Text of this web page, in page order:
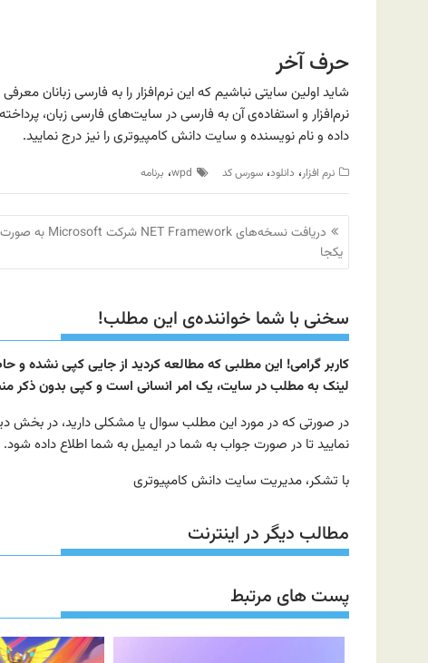
حرف آخر
شاید اولین سایتی نباشیم که این نرم‌افزار را به فارسی زبانان
نرم‌افزار و استفاده‌ی آن به فارسی در سایت‌های فارسی زبان،
داده و نام نویسنده و سایت دانش کامپیوتری را نیز درج نمایید.
نرم افزار، دانلود، سورس کد wpd، برنامه
راهبری
نوشته
دریافت نسخه‌های NET Framework شرکت Microsoft به صورت
یکجا
سخنی با شما خواننده‌ی این مطلب!
کاربر گرامی! این مطلبی که مطالعه کردید از جایی کپی نشده
لینک به مطلب در سایت، یک امر انسانی است و کپی بدون ذکر
نمایید تا در صورت جواب به شما در ایمیل به شما اطلاع داده شود.
با تشکر، مدیریت سایت دانش کامپیوتری
مطالب دیگر در اینترنت
پست های مرتبط